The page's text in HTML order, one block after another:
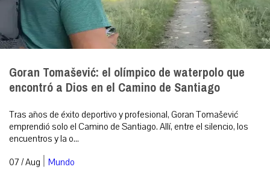
Goran Tomašević: el olímpico de waterpolo que
encontró a Dios en el Camino de Santiago
Tras años de éxito deportivo y profesional, Goran Tomašević
emprendió solo el Camino de Santiago. Allí, entre el silencio, los
encuentros y la o...
07 / Aug | Mundo